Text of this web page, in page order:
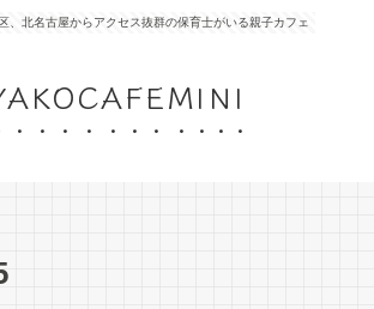
、北名古屋からアクセス抜群の保育士がいる親子カフェ